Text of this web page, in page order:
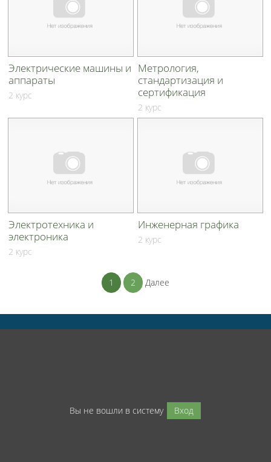
Электрические машины и
аппараты
2 курс
Метрология,
стандартизация и
сертификация
2 курс
Электротехника и
электроника
2 курс
Инженерная графика
2 курс
1 2 Далее
Вы не вошли в систему Вход